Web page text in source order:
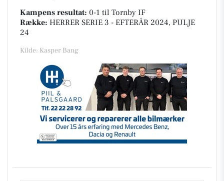
Kampens resultat: 0-1 til Tornby IF
Række: HERRER SERIE 3 - EFTERÅR 2024, PULJE
24
Kilde: Kasper Bang